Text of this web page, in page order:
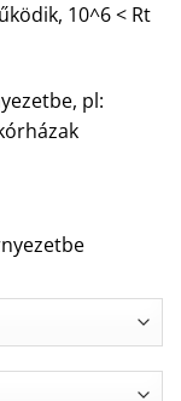
10^6 < Rt
pl: